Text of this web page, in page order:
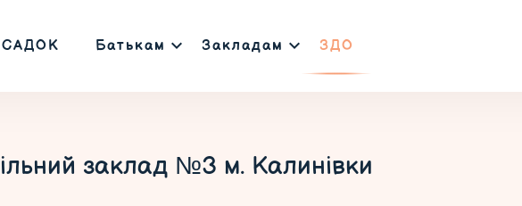
Батькам Закладам ЗДО
заклад №3 м. Калинівки